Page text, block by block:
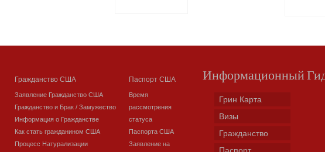
Гражданство США
Заявление Гражданство США
Гражданство и Брак / Замужество
Информация о Гражданстве
Как стать гражданином США
Процесс Натурализации
Паспорт США
Время
рассмотрения
статуса
Паспорта США
Заявление на
Информационный
Грин Карта
Визы
Гражданство